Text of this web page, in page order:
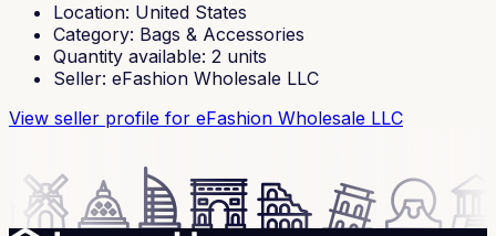
Location: United States
Category: Bags & Accessories
Quantity available: 2 units
Seller: eFashion Wholesale LLC
View seller profile for eFashion Wholesale LLC